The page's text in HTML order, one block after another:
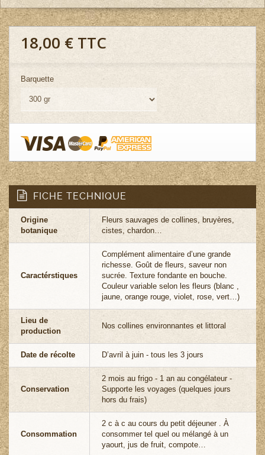
18,00 € TTC
Barquette
FICHE TECHNIQUE
Origine
botanique
Fleurs sauvages de collines, bruyères,
cistes, chardon…
Caractérstiques
Complément alimentaire d’une grande
richesse. Goût de fleurs, saveur non
sucrée. Texture fondante en bouche.
Couleur variable selon les fleurs (blanc ,
jaune, orange rouge, violet, rose, vert…)
Lieu de
production
Nos collines environnantes et littoral
Date de récolte D’avril à juin - tous les 3 jours
Conservation
2 mois au frigo - 1 an au congélateur -
Supporte les voyages (quelques jours
hors du frais)
Consommation
2 c à c au cours du petit déjeuner . À
consommer tel quel ou mélangé à un
yaourt, jus de fruit, compote…